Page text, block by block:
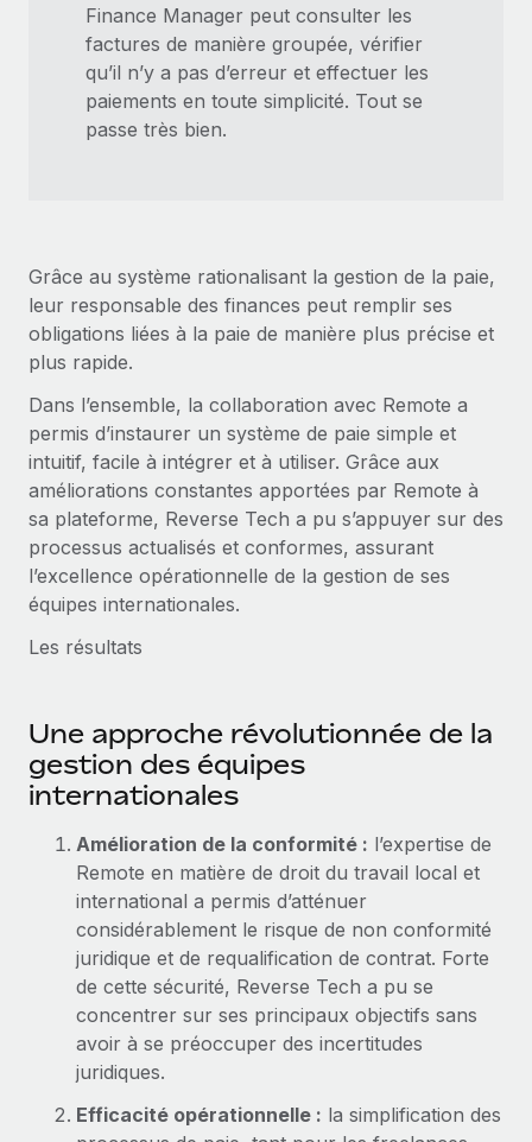
Finance Manager peut consulter les
factures de manière groupée, vérifier
qu’il n’y a pas d’erreur et effectuer les
paiements en toute simplicité. Tout se
passe très bien.
Grâce au système rationalisant la gestion de la paie,
leur responsable des finances peut remplir ses
obligations liées à la paie de manière plus précise et
plus rapide.
Dans l’ensemble, la collaboration avec Remote a
permis d’instaurer un système de paie simple et
intuitif, facile à intégrer et à utiliser. Grâce aux
améliorations constantes apportées par Remote à
sa plateforme, Reverse Tech a pu s’appuyer sur des
processus actualisés et conformes, assurant
l’excellence opérationnelle de la gestion de ses
équipes internationales.
Les résultats
Une approche révolutionnée de la
gestion des équipes
internationales
Amélioration de la conformité : l’expertise de
Remote en matière de droit du travail local et
international a permis d’atténuer
considérablement le risque de non conformité
juridique et de requalification de contrat. Forte
de cette sécurité, Reverse Tech a pu se
concentrer sur ses principaux objectifs sans
avoir à se préoccuper des incertitudes
juridiques.
Efficacité opérationnelle : la simplification des